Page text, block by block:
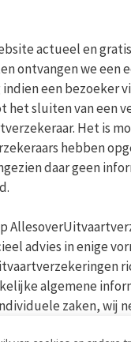
actueel en
ontvangen we een
een bezoeker
het sluiten van een
Het is
hebben
daar geen
advies in enige
algemene
zaken, wij